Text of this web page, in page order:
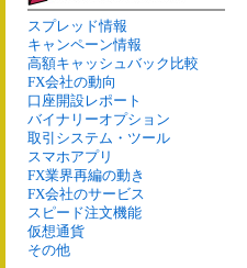
スプレッド情報
キャンペーン情報
高額キャッシュバック比較
FX会社の動向
口座開設レポート
バイナリーオプション
取引システム・ツール
スマホアプリ
FX業界再編の動き
FX会社のサービス
スピード注文機能
仮想通貨
その他